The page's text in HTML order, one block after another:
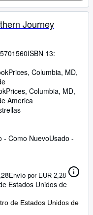
Journey
ISBN 13:
Columbia, MD,
, Columbia, MD,
America
- Como NuevoUsado -
Envío por EUR 2,28
Estados Unidos de
de Estados Unidos de